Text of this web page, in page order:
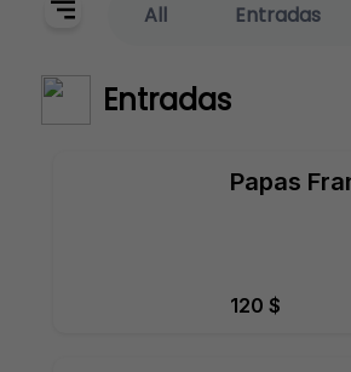
All Entradas
Entradas
Papas
120 $